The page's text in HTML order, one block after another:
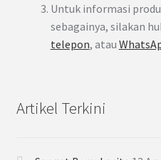
Untuk informasi
sebagainya, silakan
telepon, atau
Artikel Terkini